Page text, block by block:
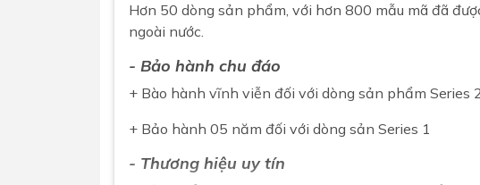
Hơn 50 dòng sản phẩm, với hơn 800 mẫu mã đã
ngoài nước.
- Bảo hành chu đáo
+ Bào hành vĩnh viễn đối với dòng sản phẩm Series
+ Bảo hành 05 năm đối với dòng sản Series 1
- Thương hiệu uy tín